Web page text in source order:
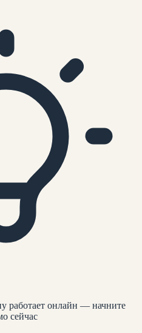
работает онлайн — начните
сейчас